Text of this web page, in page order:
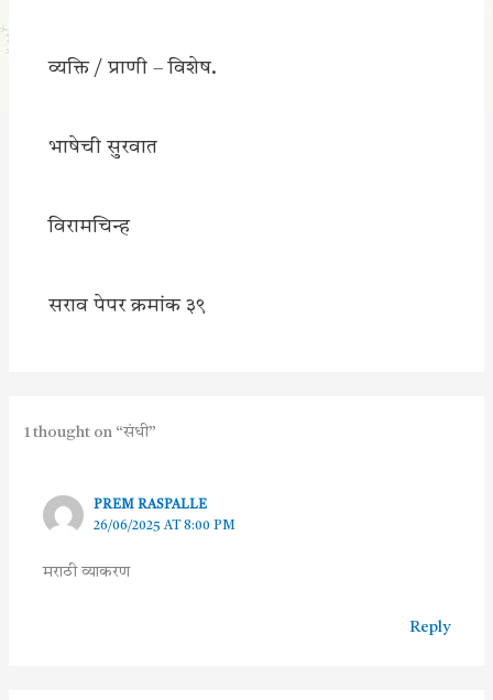
व्यक्ति / प्राणी – विशेष.
भाषेची सुरवात
विरामचिन्ह
सराव पेपर क्रमांक ३९
1 thought on “संधी”
PREM RASPALLE
26/06/2025 AT 8:00 PM
मराठी व्याकरण
Reply